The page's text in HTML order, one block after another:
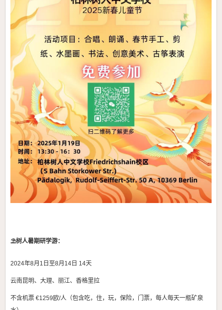
⛱️树人暑期研学游：
2024年8月1日至8月14日 14天
云南昆明、大理、丽江、香格里拉
不含机票 €1259欧/人（包含吃，住，玩，保险，门票，每人每天一瓶矿泉